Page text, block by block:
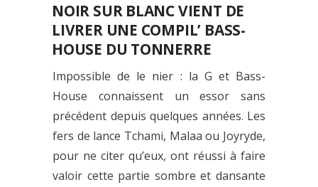
NOIR SUR BLANC VIENT DE
LIVRER UNE COMPIL’ BASS-
HOUSE DU TONNERRE
Impossible de le nier : la G et Bass-
House connaissent un essor sans
précédent depuis quelques années. Les
fers de lance Tchami, Malaa ou Joyryde,
pour ne citer qu’eux, ont réussi à faire
valoir cette partie sombre et dansante